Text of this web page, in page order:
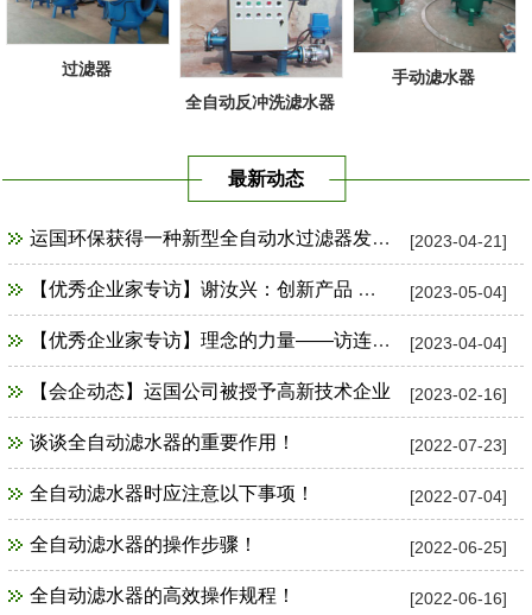
过滤器
全自动反冲洗滤水器
手动滤水器
最新动态
[2023-04-21]
运国环保获得一种新型全自动水过滤器发明专利证书
[2023-05-04]
【优秀企业家专访】谢汝兴：创新产品 占领市场制高点
[2023-04-04]
【优秀企业家专访】理念的力量——访连云港市运国环保设备公司总经理谢汝兴
[2023-02-16]
【会企动态】运国公司被授予高新技术企业
[2022-07-23]
谈谈全自动滤水器的重要作用！
[2022-07-04]
全自动滤水器时应注意以下事项！
[2022-06-25]
全自动滤水器的操作步骤！
[2022-06-16]
全自动滤水器的高效操作规程！